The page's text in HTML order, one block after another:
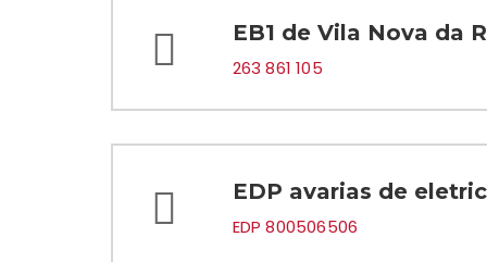
EB1 de Vila Nova da
263 861 105
EDP avarias de
EDP 800506506